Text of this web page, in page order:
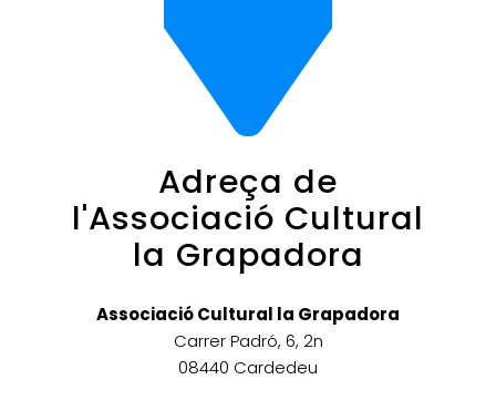
Adreça de
l'Associació Cultural
la Grapadora
Associació Cultural la Grapadora
Carrer Padró, 6, 2n
08440 Cardedeu